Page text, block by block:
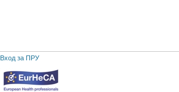
Вход за ПРУ